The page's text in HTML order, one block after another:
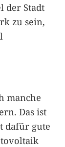
der Stadt
zu sein,
manche
Das ist
dafür gute